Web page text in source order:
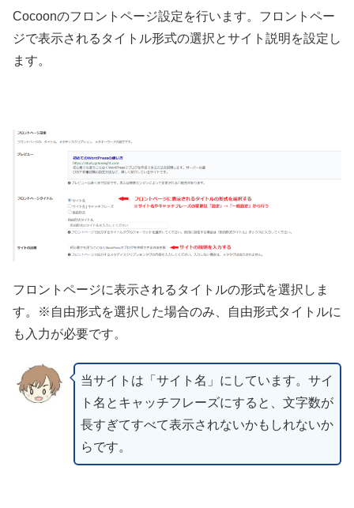
Cocoonのフロントページ設定を行います。フロントペー
ジで表示されるタイトル形式の選択とサイト説明を設定し
ます。
フロントページに表示されるタイトルの形式を選択しま
す。※自由形式を選択した場合のみ、自由形式タイトルに
も入力が必要です。
当サイトは「サイト名」にしています。サイ
ト名とキャッチフレーズにすると、文字数が
長すぎてすべて表示されないかもしれないか
らです。